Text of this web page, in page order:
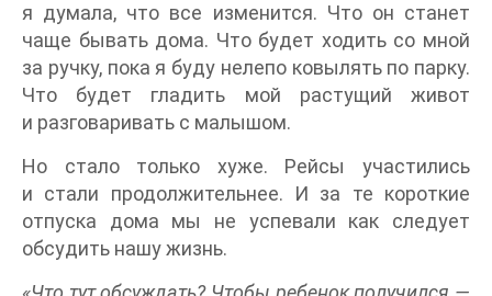
я думала, что все изменится. Что он станет
чаще бывать дома. Что будет ходить со мной
за ручку, пока я буду нелепо ковылять по парку.
Что будет гладить мой растущий живот
и разговаривать с малышом.
Но стало только хуже. Рейсы участились
и стали продолжительнее. И за те короткие
отпуска дома мы не успевали как следует
обсудить нашу жизнь.